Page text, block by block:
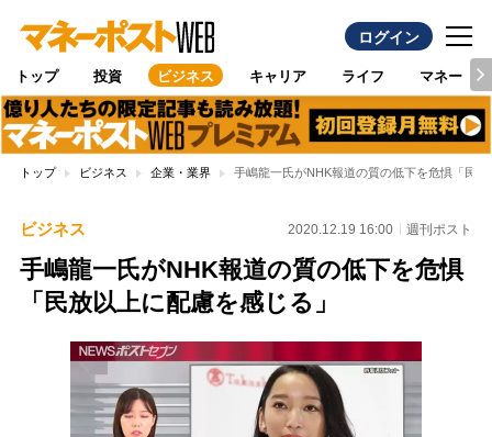
ログイン
トップ 投資 ビジネス キャリア ライフ マネー
トップ ビジネス 企業・業界 手嶋龍一氏がNHK報道の質の低下を危惧「民
ビジネス 2020.12.19 16:00 週刊ポスト
手嶋龍一氏がNHK報道の質の低下を危惧
「民放以上に配慮を感じる」